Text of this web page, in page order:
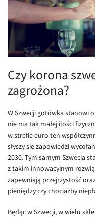
JPY/PLN
NZD/PLN
RON/PLN
SGD/PLN
TRY/PLN
ZAR/PLN
EUR/USD
EUR/GBP
EUR/CHF
EUR/CZK
EUR/DKK
EUR/NOK
EUR/SEK
Przelewy zagraniczne
Słowniczek
Czy korona
zagrożona?
W Szwecji gotówka stanowi
nie ma tak małej ilości
w strefie euro ten
słyszy się zapowiedzi
2030. Tym samym Szwecja
z takim innowacyjnym
zapewniają przejrzystość
pieniędzy czy chociażby
Będąc w Szwecji, w wielu